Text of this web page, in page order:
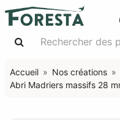
Accueil Nos créations
Abri Madriers massifs 28